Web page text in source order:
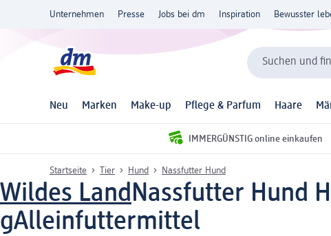
Unternehmen Presse Jobs bei dm Inspiration Bewusster
Suchen und
Neu Marken Make-up Pflege & Parfum Haare
IMMERGÜNSTIG online einkaufen
Startseite Tier Hund Nassfutter Hund
Wildes LandNassfutter Hund
gAlleinfuttermittel